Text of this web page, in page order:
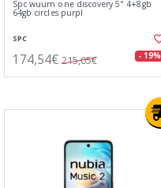
Spc wuum one discovery 5" 4+8gb
64gb circles purpl
SPC
174,54€ 215,05€ - 19%